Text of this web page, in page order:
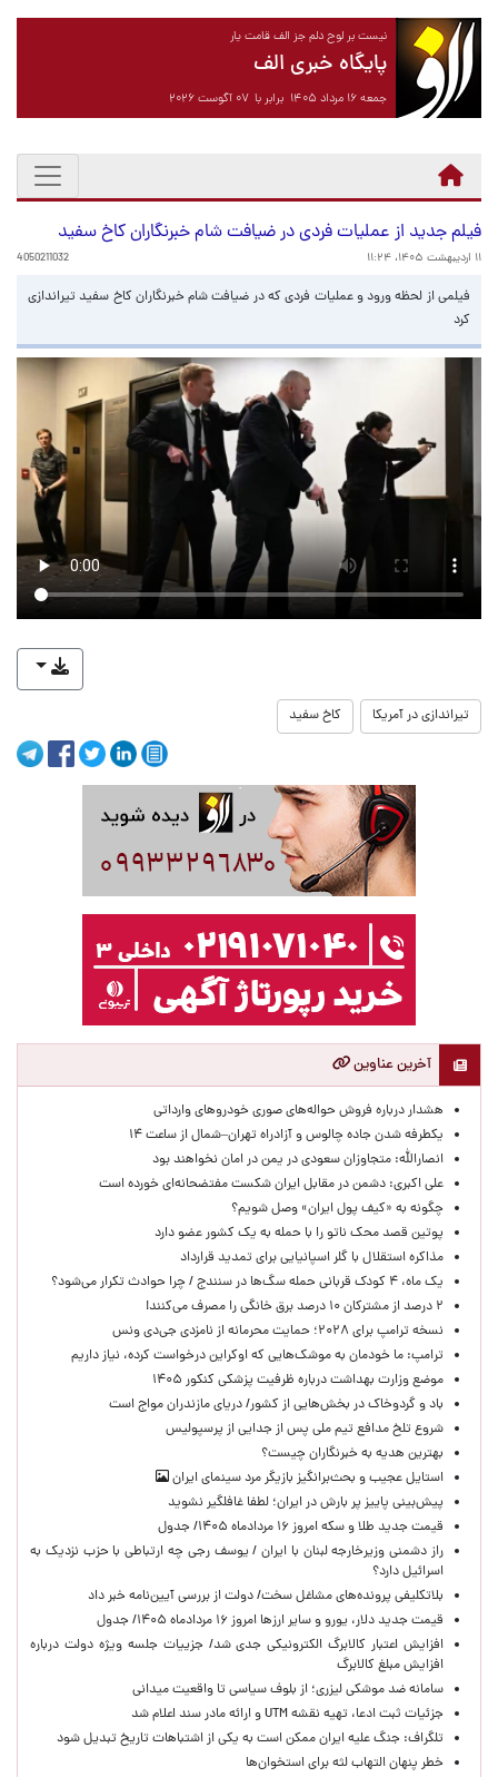
نیست بر لوح دلم جز الف قامت یار
پایگاه خبری الف
جمعه ۱۶ مرداد ۱۴۰۵ برابر با ۰۷ آگوست ۲۰۲۶
فیلم جدید از عملیات فردی در ضیافت شام خبرنگاران کاخ سفید
۱۱ اردیبهشت ۱۴۰۵، ۱۱:۲۴ 4050211032
فیلمی از لحظه ورود و عملیات فردی که در ضیافت شام خبرنگاران کاخ سفید تیراندازی
کرد
تیراندازی در آمریکا کاخ سفید
آخرین عناوین
هشدار درباره فروش حواله‌های صوری خودروهای وارداتی
یکطرفه شدن جاده چالوس و آزادراه تهران–شمال از ساعت ۱۴
انصارالله: متجاوزان سعودی در یمن در امان نخواهند بود
علی اکبری: دشمن در مقابل ایران شکست مفتضحانه‌ای خورده است
چگونه به «کیف پول ایران» وصل شویم؟
پوتین قصد محک ناتو را با حمله به یک کشور عضو دارد
مذاکره استقلال با گلر اسپانیایی برای تمدید قرارداد
یک ماه، ۴ کودک قربانی حمله سگ‌ها در سنندج / چرا حوادث تکرار می‌شود؟
۲ درصد از مشترکان ۱۰ درصد برق خانگی را مصرف می‌کنند!
نسخه ترامپ برای ۲۰۲۸؛ حمایت محرمانه از نامزدی جی‌دی ونس
ترامپ: ما خودمان به موشک‌هایی که اوکراین درخواست کرده، نیاز داریم
موضع وزارت بهداشت درباره ظرفیت پزشکی کنکور ۱۴۰۵
باد و گردوخاک در بخش‌هایی از کشور/ دریای مازندران مواج است
شروع تلخ مدافع تیم ملی پس از جدایی از پرسپولیس
بهترین هدیه به خبرنگاران چیست؟
استایل عجیب و بحث‌برانگیز بازیگر مرد سینمای ایران
پیش‌بینی پاییز پر بارش در ایران؛ لطفا غافلگیر نشوید
قیمت جدید طلا و سکه امروز ۱۶ مردادماه ۱۴۰۵/ جدول
راز دشمنی وزیرخارجه لبنان با ایران / یوسف رجی چه ارتباطی با حزب نزدیک به
اسرائیل دارد؟
بلاتکلیفی پرونده‌های مشاغل سخت/ دولت از بررسی آیین‌نامه خبر داد
قیمت جدید دلار، یورو و سایر ارزها امروز ۱۶ مردادماه ۱۴۰۵/ جدول
افزایش اعتبار کالابرگ الکترونیکی جدی شد/ جزییات جلسه ویژه دولت درباره
افزایش مبلغ کالابرگ
سامانه ضد موشکی لیزری؛ از بلوف سیاسی تا واقعیت میدانی
جزئیات ثبت ادعا، تهیه نقشه UTM و ارائه مادر سند اعلام شد
تلگراف: جنگ علیه ایران ممکن است به یکی از اشتباهات تاریخ تبدیل شود
خطر پنهان التهاب لثه برای استخوان‌ها